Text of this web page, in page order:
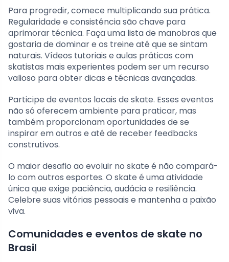
Para progredir, comece multiplicando sua prática.
Regularidade e consistência são chave para
aprimorar técnica. Faça uma lista de manobras que
gostaria de dominar e os treine até que se sintam
naturais. Vídeos tutoriais e aulas práticas com
skatistas mais experientes podem ser um recurso
valioso para obter dicas e técnicas avançadas.
Participe de eventos locais de skate. Esses eventos
não só oferecem ambiente para praticar, mas
também proporcionam oportunidades de se
inspirar em outros e até de receber feedbacks
construtivos.
O maior desafio ao evoluir no skate é não compará-
lo com outros esportes. O skate é uma atividade
única que exige paciência, audácia e resiliência.
Celebre suas vitórias pessoais e mantenha a paixão
viva.
Comunidades e eventos de skate no
Brasil